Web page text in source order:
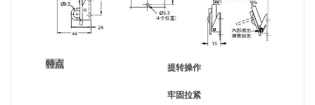
特点 提转操作
牢固拉紧